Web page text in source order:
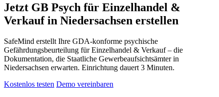
Jetzt GB Psych für Einzelhandel &
Verkauf in Niedersachsen erstellen
SafeMind erstellt Ihre GDA-konforme psychische
Gefährdungsbeurteilung für Einzelhandel & Verkauf – die
Dokumentation, die Staatliche Gewerbeaufsichtsämter in
Niedersachsen erwarten. Einrichtung dauert 3 Minuten.
Kostenlos testen Demo vereinbaren